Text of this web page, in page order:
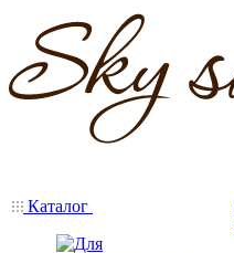
Каталог